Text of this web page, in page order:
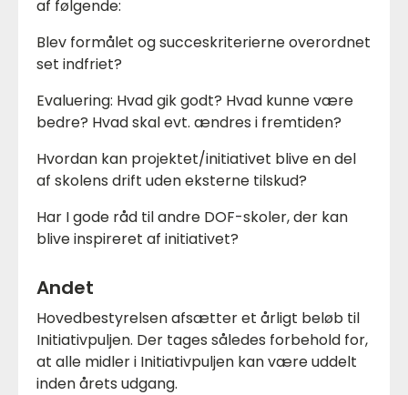
af følgende:
Blev formålet og succeskriterierne overordnet
set indfriet?
Evaluering: Hvad gik godt? Hvad kunne være
bedre? Hvad skal evt. ændres i fremtiden?
Hvordan kan projektet/initiativet blive en del
af skolens drift uden eksterne tilskud?
Har I gode råd til andre DOF-skoler, der kan
blive inspireret af initiativet?
Andet
Hovedbestyrelsen afsætter et årligt beløb til
Initiativpuljen. Der tages således forbehold for,
at alle midler i Initiativpuljen kan være uddelt
inden årets udgang.